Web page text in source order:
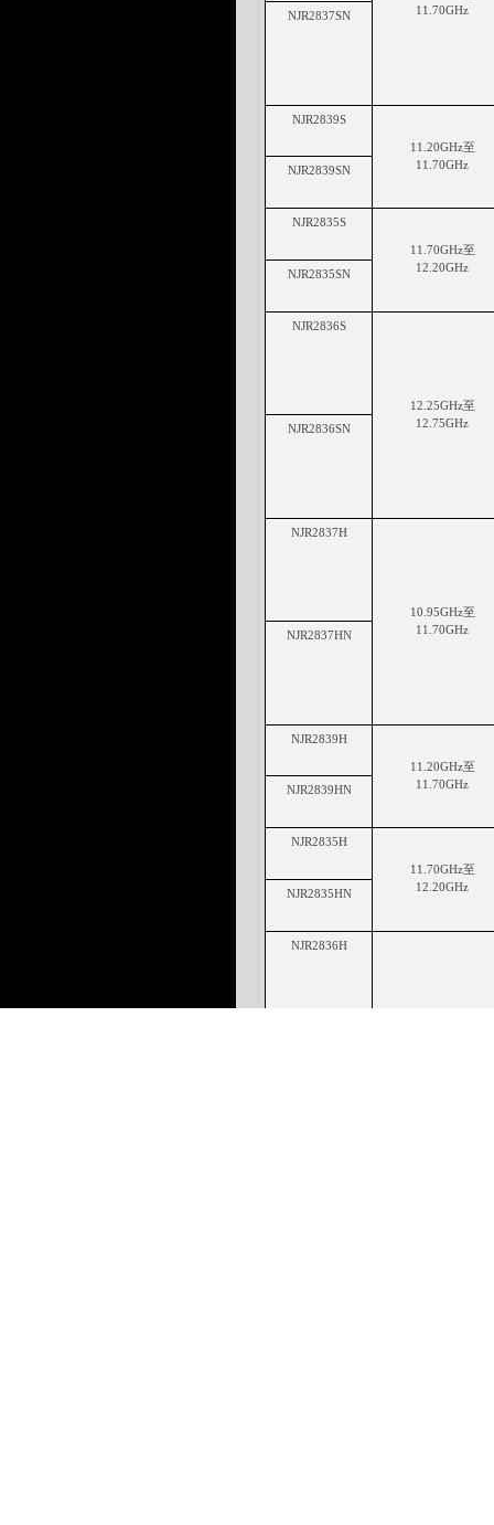
1 1 70GHz
NJR2837SN
NJR2839S
1 1 20GHz至
1 1 70GHz
NJR2839SN
NJR2835S
1 1 70GHz至
1 2 20GHz
NJR2835SN
NJR2836S
1 2 25GHz至
1 2 75GHz
NJR2836SN
NJR2837H
1 0 95GHz至
1 1 70GHz
NJR2837HN
NJR2839H
1 1 20GHz至
1 1 70GHz
NJR2839HN
NJR2835H
1 1 70GHz至
1 2 20GHz
NJR2835HN
NJR2836H